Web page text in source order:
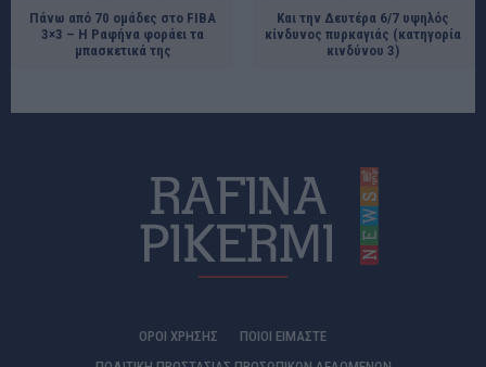
Πάνω από 70 ομάδες στο FIBA
3×3 – Η Ραφήνα φοράει τα
μπασκετικά της
Και την Δευτέρα 6/7 υψηλός
κίνδυνος πυρκαγιάς (κατηγορία
κινδύνου 3)
ΟΡΟΙ ΧΡΗΣΗΣ
ΠΟΙΟΊ ΕΊΜΑΣΤΕ